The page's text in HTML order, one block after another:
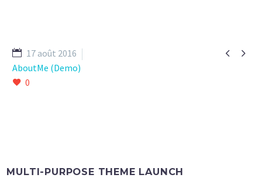
 
17 août 2016
AboutMe (Demo)
0
MULTI-PURPOSE THEME LAUNCH